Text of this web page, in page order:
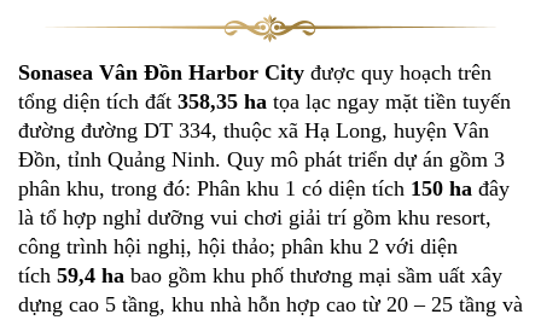
Sonasea Vân Đồn Harbor City được quy hoạch trên
tổng diện tích đất 358,35 ha tọa lạc ngay mặt tiền tuyến
đường đường DT 334, thuộc xã Hạ Long, huyện Vân
Đồn, tỉnh Quảng Ninh. Quy mô phát triển dự án gồm 3
phân khu, trong đó: Phân khu 1 có diện tích 150 ha đây
là tổ hợp nghỉ dưỡng vui chơi giải trí gồm khu resort,
công trình hội nghị, hội thảo; phân khu 2 với diện
tích 59,4 ha bao gồm khu phố thương mại sầm uất xây
dựng cao 5 tầng, khu nhà hỗn hợp cao từ 20 – 25 tầng và